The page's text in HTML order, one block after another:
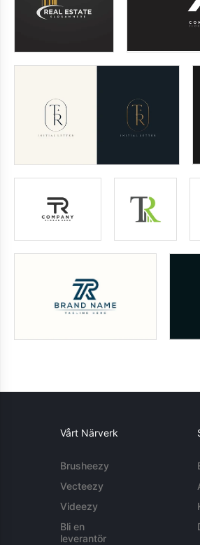
Vårt Närverk
Brusheezy
Vecteezy
Videezy
Bli en
leverantör